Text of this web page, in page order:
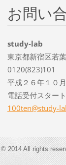
お問い
study-lab
東京都新宿区若
0120(823)101
平成２６年１０
電話受付スター
100ten@study-
© 2014 All rights